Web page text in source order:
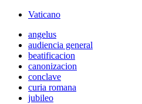
Vaticano
angelus
audiencia general
beatificacion
canonizacion
conclave
curia romana
jubileo